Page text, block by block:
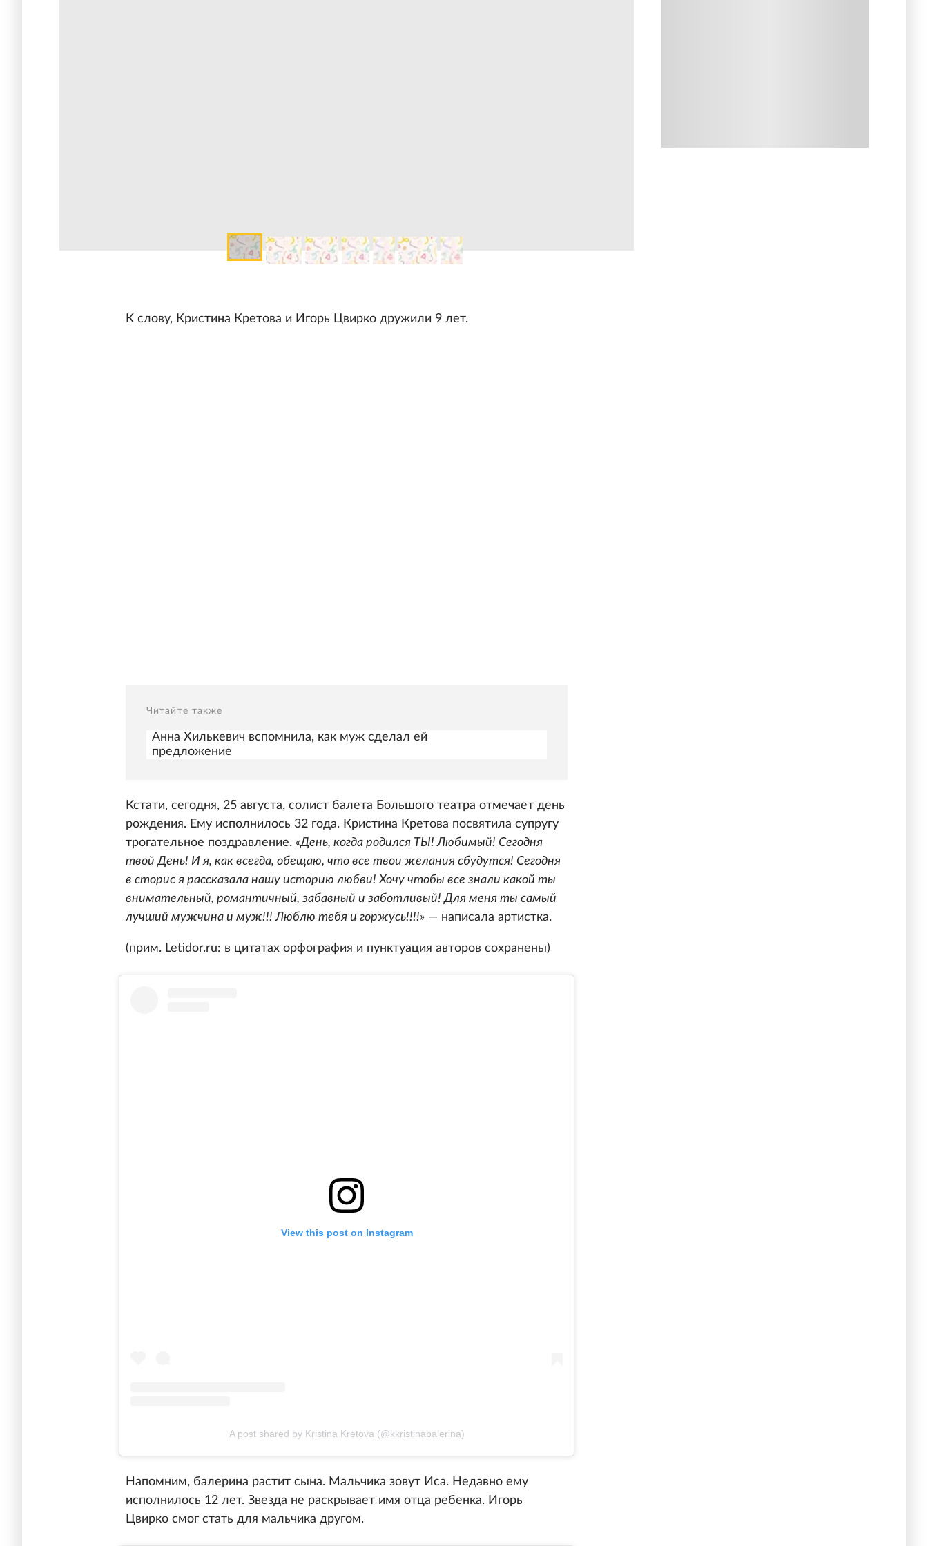
К слову, Кристина Кретова и Игорь Цвирко дружили 9 лет.
Читайте также
Анна Хилькевич вспомнила, как муж сделал ей
предложение
Кстати, сегодня, 25 августа, солист балета Большого театра отмечает день
рождения. Ему исполнилось 32 года. Кристина Кретова посвятила супругу
трогательное поздравление. «День, когда родился ТЫ! Любимый! Сегодня
твой День! И я, как всегда, обещаю, что все твои желания сбудутся! Сегодня
в сторис я рассказала нашу историю любви! Хочу чтобы все знали какой ты
внимательный, романтичный, забавный и заботливый! Для меня ты самый
лучший мужчина и муж!!! Люблю тебя и горжусь!!!!» — написала артистка.
(прим. Letidor.ru: в цитатах орфография и пунктуация авторов сохранены)
View this post on Instagram
A post shared by Kristina Kretova (@kkristinabalerina)
Напомним, балерина растит сына. Мальчика зовут Иса. Недавно ему
исполнилось 12 лет. Звезда не раскрывает имя отца ребенка. Игорь
Цвирко смог стать для мальчика другом.